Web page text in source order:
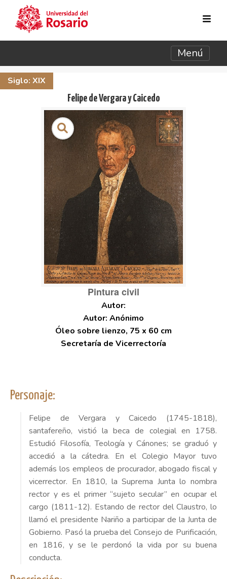
Menú
Siglo: XIX
Felipe de Vergara y Caicedo
Pintura civil
Autor: Anónimo
Óleo sobre lienzo, 75 x 60 cm
Secretaría de Vicerrectoría
Personaje:
Felipe de Vergara y Caicedo (1745-1818),
santafereño, vistió la beca de colegial en 1758.
Estudió Filosofía, Teología y Cánones; se graduó y
accedió a la cátedra. En el Colegio Mayor tuvo
además los empleos de procurador, abogado fiscal y
vicerrector. En 1810, la Suprema Junta lo nombra
rector y es el primer “sujeto secular” en ocupar el
cargo (1811-12). Estando de rector del Claustro, lo
llamó el presidente Nariño a participar de la Junta de
Gobierno. Pasó la prueba del Consejo de Purificación,
en 1816, y se le perdonó la vida por su buena
conducta.